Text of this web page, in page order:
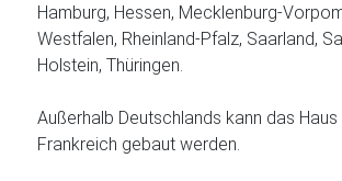
Hamburg, Hessen, Mecklenburg-
Westfalen, Rheinland-Pfalz, Saarland,
Holstein, Thüringen.
Außerhalb Deutschlands kann das
Frankreich gebaut werden.